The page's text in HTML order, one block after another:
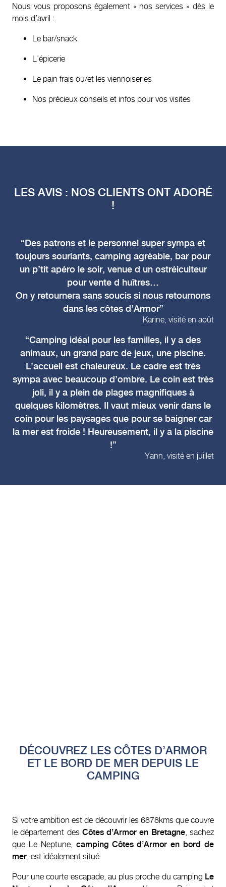
Nous vous proposons également « nos services » dès le
mois d’avril :
Le bar/snack
L’épicerie
Le pain frais ou/et les viennoiseries
Nos précieux conseils et infos pour vos visites
LES AVIS : NOS CLIENTS ONT ADORÉ
!
Des patrons et le personnel super sympa et
toujours souriants, camping agréable, bar pour
un p’tit apéro le soir, venue d un ostréiculteur
pour vente d huîtres…
On y retournera sans soucis si nous retournons
dans les côtes d’Armor
Karine, visité en août
Camping idéal pour les familles, il y a des
animaux, un grand parc de jeux, une piscine.
L’accueil est chaleureux. Le cadre est très
sympa avec beaucoup d’ombre. Le coin est très
joli, il y a plein de plages magnifiques à
quelques kilomètres. Il vaut mieux venir dans le
coin pour les paysages que pour se baigner car
la mer est froide ! Heureusement, il y a la piscine
!
Yann, visité en juillet
DÉCOUVREZ LES CÔTES D’ARMOR
ET LE BORD DE MER DEPUIS LE
CAMPING
Si votre ambition est de découvrir les 6878kms que couvre
le département des Côtes d’Armor en Bretagne, sachez
que Le Neptune, camping Côtes d’Armor en bord de
mer , est idéalement situé.
Pour une courte escapade, au plus proche du camping Le